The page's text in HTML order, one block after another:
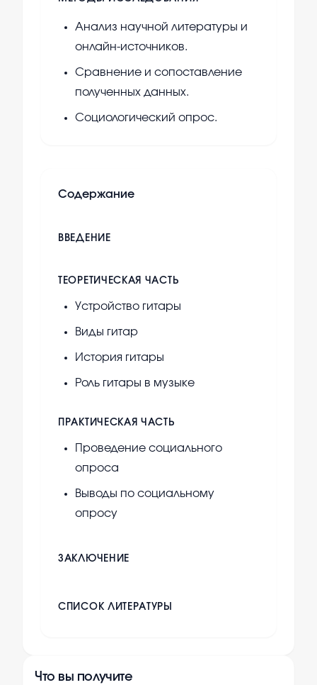
Анализ научной литературы и
онлайн-источников.
Сравнение и сопоставление
полученных данных.
Социологический опрос.
Содержание
ВВЕДЕНИЕ
ТЕОРЕТИЧЕСКАЯ ЧАСТЬ
Устройство гитары
Виды гитар
История гитары
Роль гитары в музыке
ПРАКТИЧЕСКАЯ ЧАСТЬ
Проведение социального
опроса
Выводы по социальному
опросу
ЗАКЛЮЧЕНИЕ
СПИСОК ЛИТЕРАТУРЫ
Что вы получите